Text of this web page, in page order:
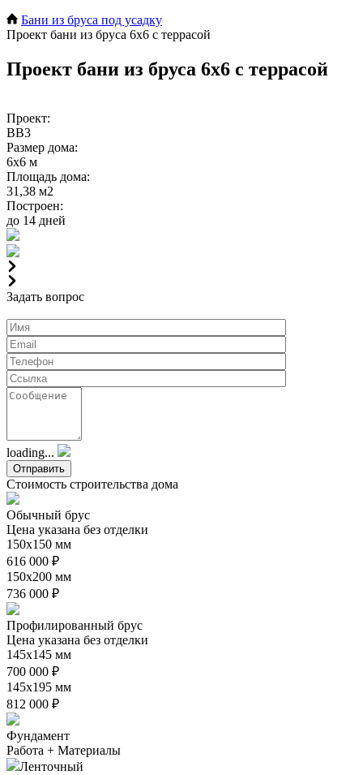
Бани из бруса под усадку
Проект бани из бруса 6х6 с террасой
Проект бани из бруса 6х6 с террасой
Проект:
BB3
Размер дома:
6х6 м
Площадь дома:
31,38 м2
Построен:
до 14 дней
Задать вопрос
loading...
Стоимость строительства дома
Обычный брус
Цена указана без отделки
150х150 мм
616 000 ₽
150х200 мм
736 000 ₽
Профилированный брус
Цена указана без отделки
145х145 мм
700 000 ₽
145х195 мм
812 000 ₽
Фундамент
Работа + Материалы
Ленточный